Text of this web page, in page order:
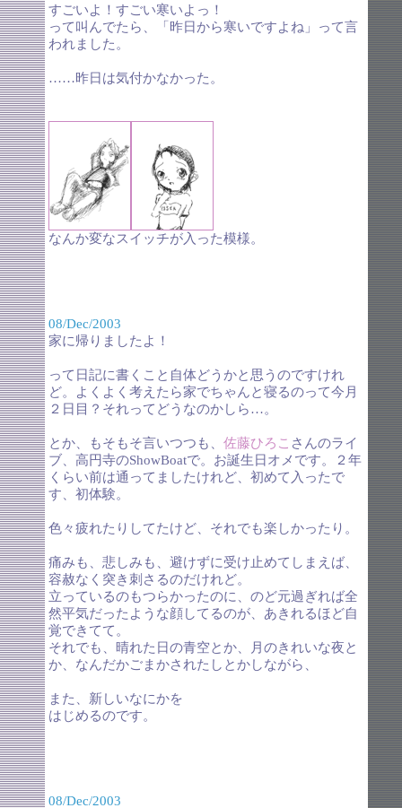
すごいよ！すごい寒いよっ！
って叫んでたら、「昨日から寒いですよね」って言
われました。
……昨日は気付かなかった。
なんか変なスイッチが入った模様。
08/Dec/2003
家に帰りましたよ！
って日記に書くこと自体どうかと思うのですけれ
ど。よくよく考えたら家でちゃんと寝るのって今月
２日目？それってどうなのかしら…。
とか、もそもそ言いつつも、 佐藤ひろこ さんのライ
ブ、高円寺のShowBoatで。お誕生日オメです。２年
くらい前は通ってましたけれど、初めて入ったで
す、初体験。
色々疲れたりしてたけど、それでも楽しかったり。
痛みも、悲しみも、避けずに受け止めてしまえば、
容赦なく突き刺さるのだけれど。
立っているのもつらかったのに、のど元過ぎれば全
然平気だったような顔してるのが、あきれるほど自
覚できてて。
それでも、晴れた日の青空とか、月のきれいな夜と
か、なんだかごまかされたしとかしながら、
また、新しいなにかを
はじめるのです。
08/Dec/2003